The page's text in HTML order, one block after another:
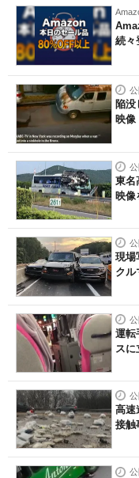
続々
陥
映
東名
映
現場
ク
運
ス
高速
接触